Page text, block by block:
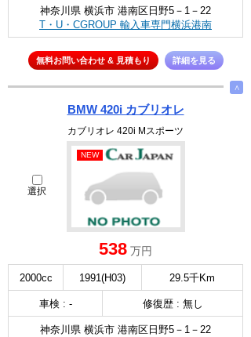
神奈川県 横浜市 港南区日野5－1－22
T・U・CGROUP 輸入車専門横浜港南
無料お問い合わせ & 見積もり 詳細を見る
∧
BMW 420i カブリオレ
カブリオレ 420i Mスポーツ
選択
NEW
538 万円
2000cc 1991(H03) 29.5千Km
車検 : - 修復歴 : 無し
神奈川県 横浜市 港南区日野5－1－22